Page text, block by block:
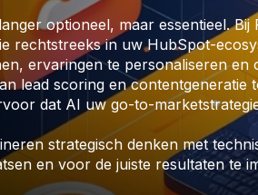
optioneel, maar essentieel.
rechtstreeks in uw HubSpot-
ervaringen te personaliseren
lead scoring en
dat AI uw go-to-
strategisch denken met
en voor de juiste resultaten te